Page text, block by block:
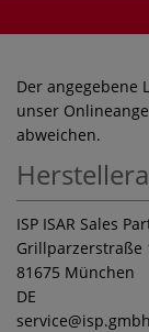
Der angegebene
unser
abweichen.
ISP ISAR Sales
Grillparzerstraße
81675 München
DE
service@isp.gmbh